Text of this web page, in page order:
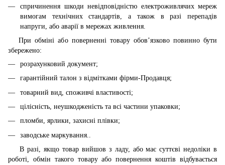
спричинення шкоди невідповідністю електроживлячих мереж
вимогам технічних стандартів, а також в разі перепадів
напруги, або аварії в мережах живлення.
При обміні або поверненні товару обов’язково повинно бути
збережено:
розрахунковий документ;
гарантійний талон з відмітками фірми-Продавця;
товарний вид, споживчі властивості;
цілісність, неушкодженість та всі частини упаковки;
пломби, ярлики, захисні плівки;
заводське маркування..
В разі, якщо товар вийшов з ладу, або має суттєві недоліки в
роботі, обмін такого товару або повернення коштів відбувається